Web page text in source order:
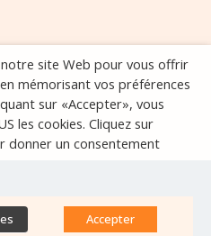
site Web pour vous offrir
mémorisant vos préférences
sur «Accepter», vous
les cookies. Cliquez sur
donner un consentement
Accepter